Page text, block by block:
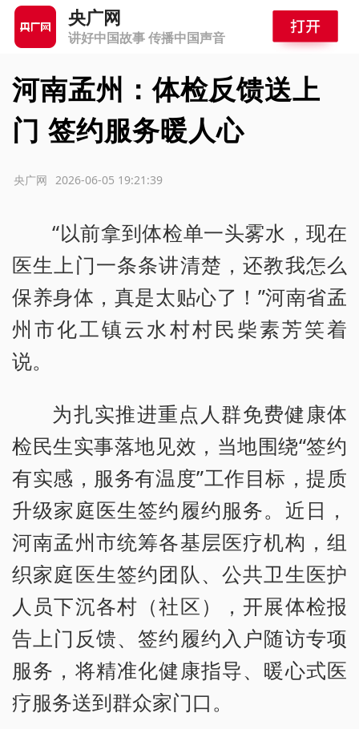
央广网
讲好中国故事 传播中国声音
河南孟州：体检反馈送上
门 签约服务暖人心
2026-06-05 19:21:39
央广网
“以前拿到体检单一头雾水，现在
医生上门一条条讲清楚，还教我怎么
保养身体，真是太贴心了！”河南省孟
州市化工镇云水村村民柴素芳笑着
说。
为扎实推进重点人群免费健康体
检民生实事落地见效，当地围绕“签约
有实感，服务有温度”工作目标，提质
升级家庭医生签约履约服务。近日，
河南孟州市统筹各基层医疗机构，组
织家庭医生签约团队、公共卫生医护
人员下沉各村（社区），开展体检报
告上门反馈、签约履约入户随访专项
服务，将精准化健康指导、暖心式医
疗服务送到群众家门口。